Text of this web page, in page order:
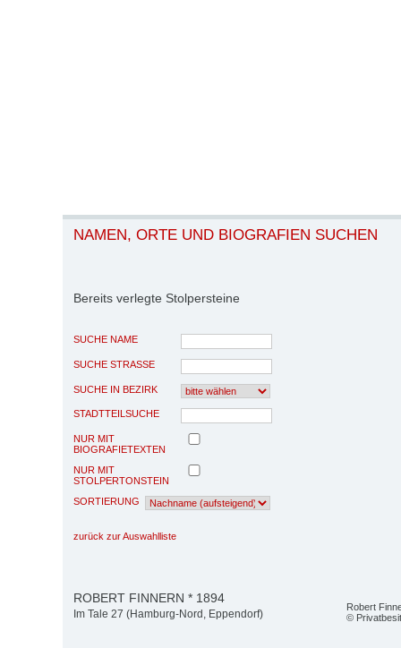
NAMEN, ORTE UND BIOGRAFIEN SUCHEN
Bereits verlegte Stolpersteine
SUCHE NAME
SUCHE STRASSE
SUCHE IN BEZIRK
STADTTEILSUCHE
NUR MIT
BIOGRAFIETEXTEN
NUR MIT
STOLPERTONSTEIN
SORTIERUNG
zurück zur Auswahlliste
Robert
©
ROBERT FINNERN * 1894
Im Tale 27 (Hamburg-Nord, Eppendorf)